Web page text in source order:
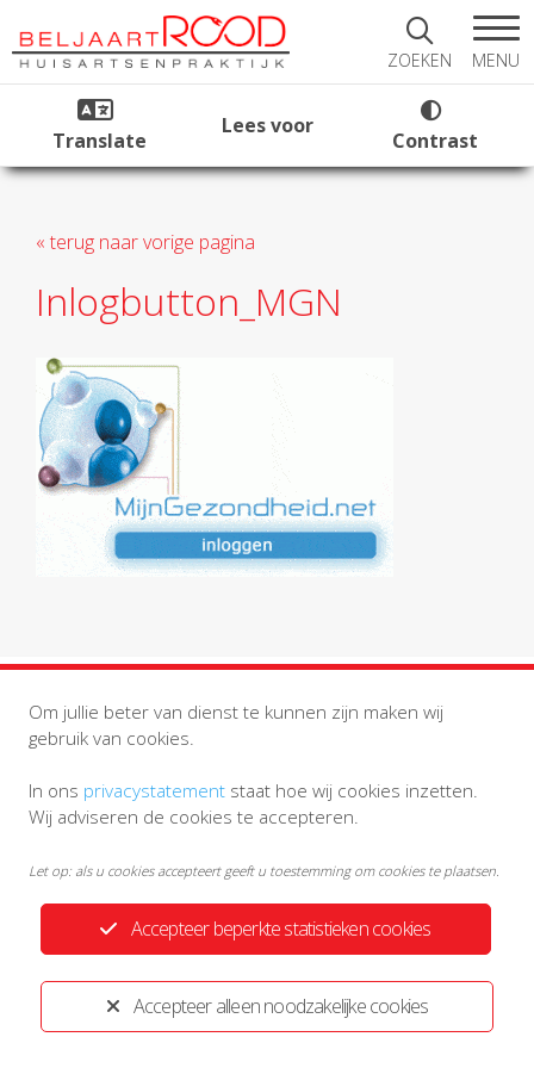
ZOEKEN MENU
Translate
Lees voor
Contrast
« terug naar vorige pagina
Inlogbutton_MGN
Privacystatement Disclaimer
Accepteer alleen noodzakelijke cookies
Accepteer beperkte statistieken cookies
Om jullie beter van dienst te kunnen zijn maken wij
gebruik van cookies.
In ons privacystatement staat hoe wij cookies inzetten.
Wij adviseren de cookies te accepteren.
Let op: als u cookies accepteert geeft u toestemming om cookies te plaatsen.